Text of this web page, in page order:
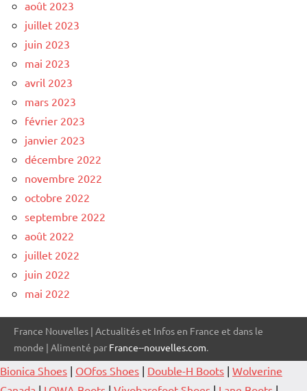
août 2023
juillet 2023
juin 2023
mai 2023
avril 2023
mars 2023
février 2023
janvier 2023
décembre 2022
novembre 2022
octobre 2022
septembre 2022
août 2022
juillet 2022
juin 2022
mai 2022
France Nouvelles | Actualités et Infos en France et dans le
monde | Alimenté par France--nouvelles.com.
Bionica Shoes | OOfos Shoes | Double-H Boots | Wolverine